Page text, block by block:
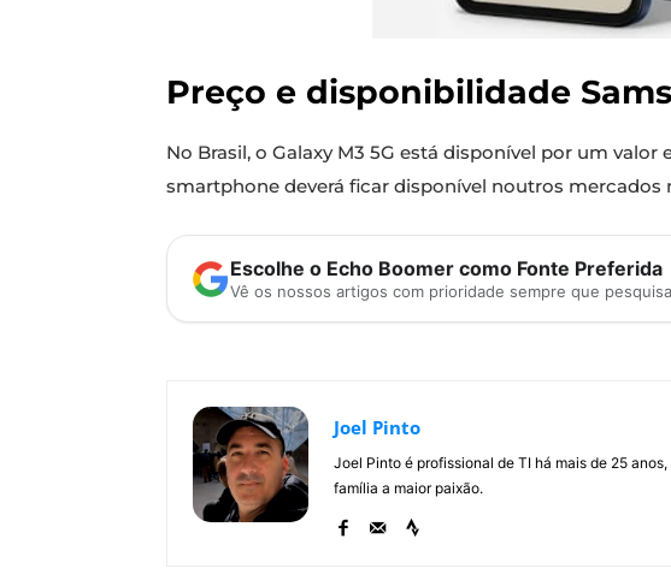
Preço e disponibilidade
No Brasil, o Galaxy M3 5G está disponível por um valor
smartphone deverá ficar disponível noutros mercados
Escolhe o Echo Boomer como Fonte Preferida
Vê os nossos artigos com prioridade sempre que
Joel Pinto
Joel Pinto é profissional de TI há mais de 25
família a maior paixão.